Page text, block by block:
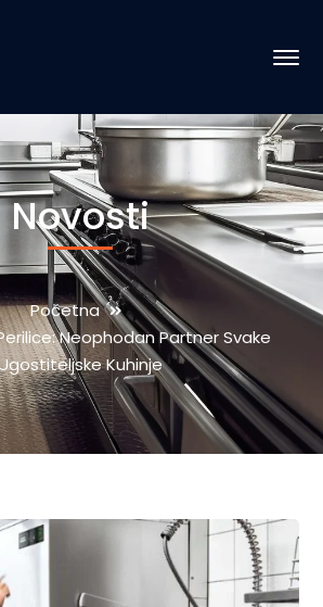
Novosti
Početna
Neophodan Partner Svake
Kuhinje